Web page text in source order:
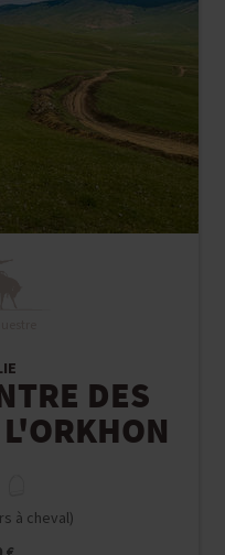
DES
à cheval)